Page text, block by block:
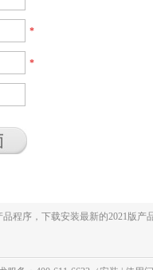
*
*
程序，下载安装最新的2021版产